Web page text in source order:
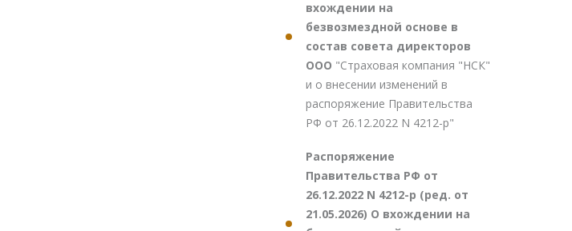
вхождении на
безвозмездной основе в
состав совета директоров
ООО "Страховая компания "НСК"
и о внесении изменений в
распоряжение Правительства
РФ от 26.12.2022 N 4212-р"
Распоряжение
Правительства РФ от
26.12.2022 N 4212-р (ред. от
21.05.2026) О вхождении на